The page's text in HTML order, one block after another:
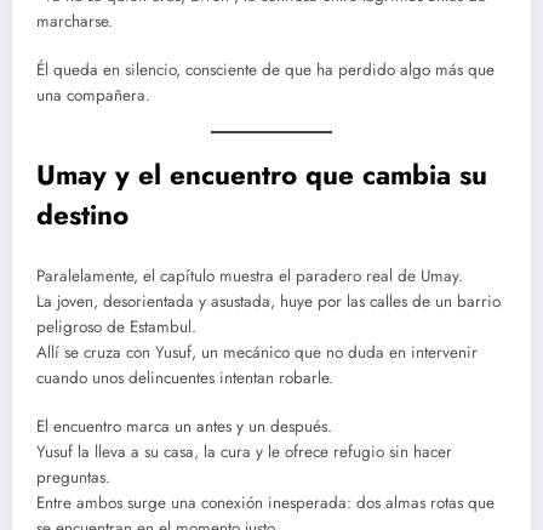
marcharse.
Él queda en silencio, consciente de que ha perdido algo más que
una compañera.
Umay y el encuentro que cambia su
destino
Paralelamente, el capítulo muestra el paradero real de Umay.
La joven, desorientada y asustada, huye por las calles de un barrio
peligroso de Estambul.
Allí se cruza con Yusuf, un mecánico que no duda en intervenir
cuando unos delincuentes intentan robarle.
El encuentro marca un antes y un después.
Yusuf la lleva a su casa, la cura y le ofrece refugio sin hacer
preguntas.
Entre ambos surge una conexión inesperada: dos almas rotas que